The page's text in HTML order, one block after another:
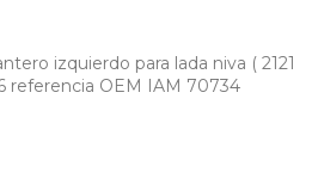
izquierdo para lada niva ( 2121
referencia OEM IAM 70734